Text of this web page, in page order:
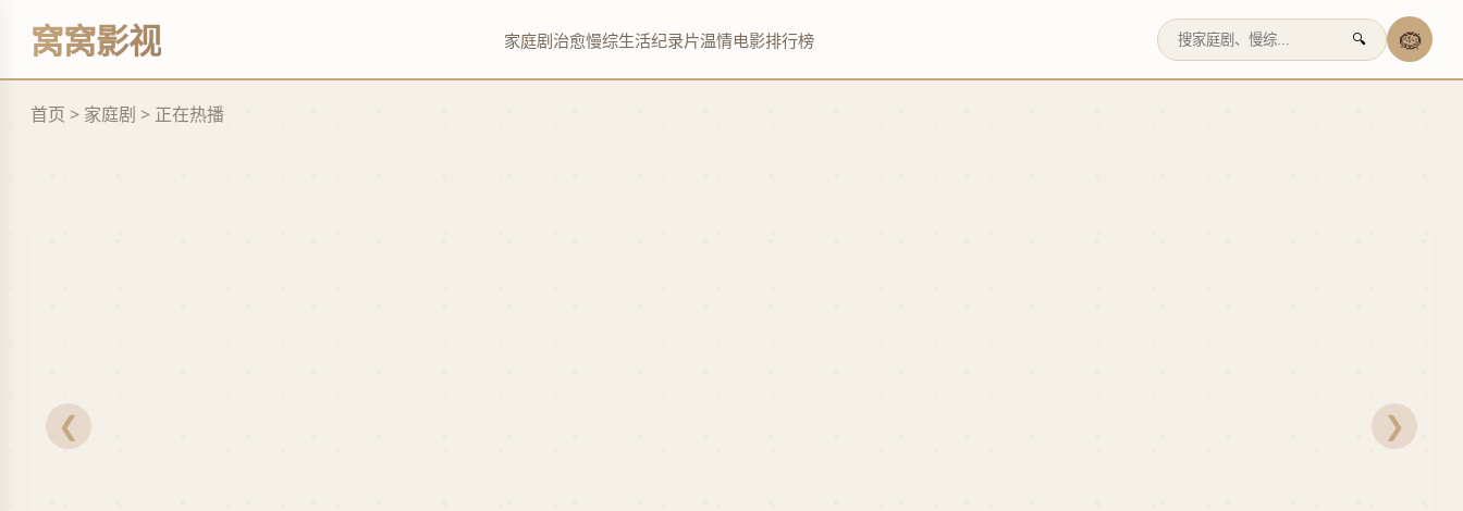
窝窝影视 家庭剧 治愈慢综生活纪录片温情电影排行榜 🔍 🪹
首页 > 家庭剧 > 正在热播
立
观
看
❮ ❯